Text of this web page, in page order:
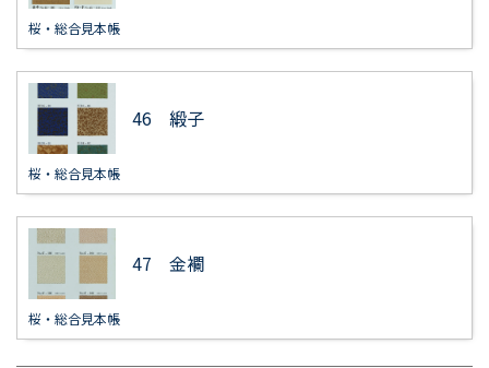
桜・総合見本帳
46 緞子
桜・総合見本帳
47 金襴
桜・総合見本帳